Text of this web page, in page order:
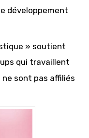
développement
» soutient
qui travaillent
sont pas affiliés